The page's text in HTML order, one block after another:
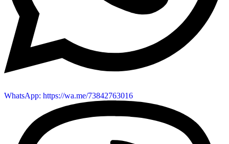
WhatsApp: https://wa.me/73842763016